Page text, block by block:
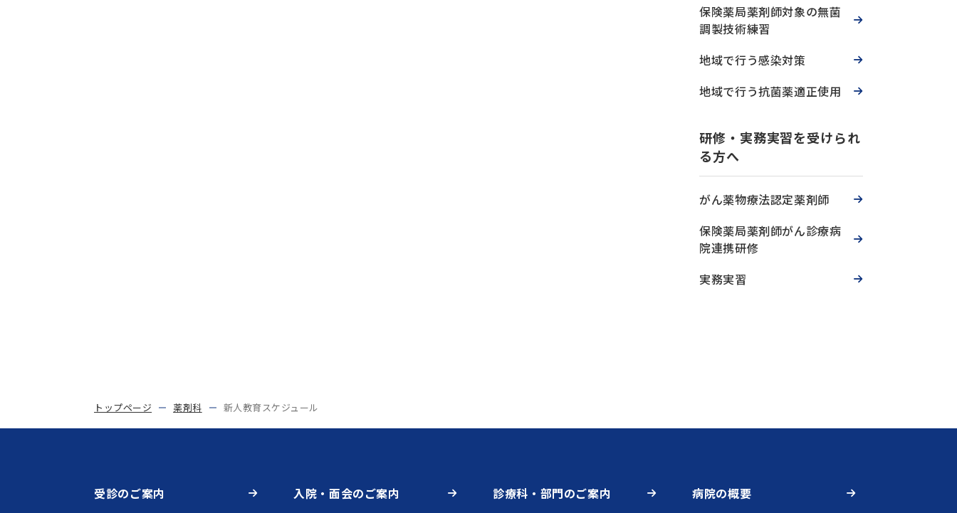
保険薬局薬剤師対象の無菌
調製技術練習
地域で行う感染対策
地域で行う抗菌薬適正使用
研修・実務実習を受けられ
る方へ
がん薬物療法認定薬剤師
保険薬局薬剤師がん診療病
院連携研修
実務実習
トップページ 薬剤科 新人教育スケジュール
受診のご案内 入院・面会のご案内 診療科・部門のご案内 病院の概要